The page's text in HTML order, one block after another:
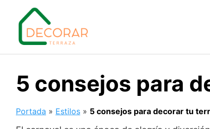
contenido
5 consejos para
Portada » Estilos » 5 consejos para decorar tu